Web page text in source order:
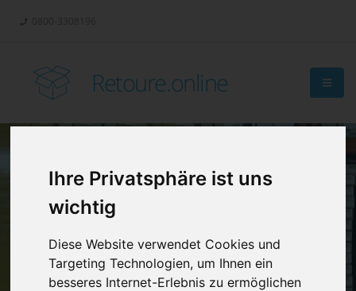
Ihre Privatsphäre ist uns
wichtig
Diese Website verwendet Cookies und
Targeting Technologien, um Ihnen ein
besseres Internet-Erlebnis zu ermöglichen
Retoure.online
Retouren-
Management?